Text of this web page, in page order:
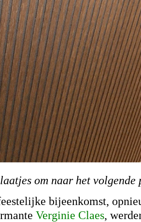
om naar het
bijeenkomst,
Verginie Claes,